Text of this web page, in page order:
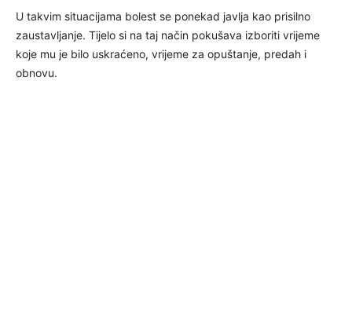
U takvim situacijama bolest se ponekad javlja kao prisilno
zaustavljanje. Tijelo si na taj način pokušava izboriti vrijeme
koje mu je bilo uskraćeno, vrijeme za opuštanje, predah i
obnovu.